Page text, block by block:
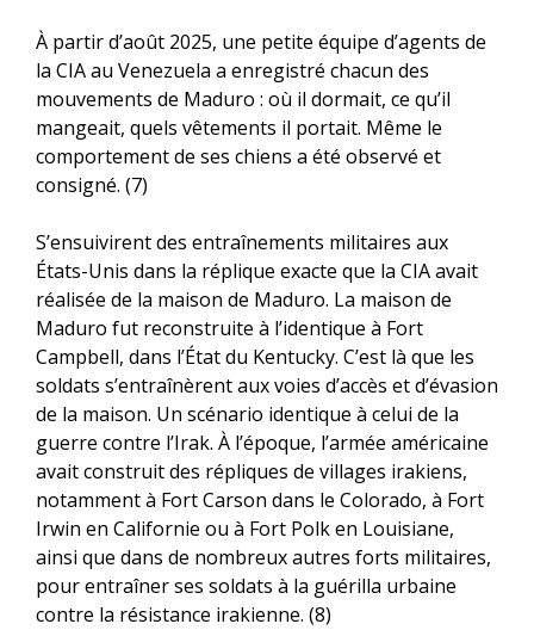
À partir d’août 2025, une petite équipe d’agents de
la CIA au Venezuela a enregistré chacun des
mouvements de Maduro : où il dormait, ce qu’il
mangeait, quels vêtements il portait. Même le
comportement de ses chiens a été observé et
consigné. (7)
S’ensuivirent des entraînements militaires aux
États-Unis dans la réplique exacte que la CIA avait
réalisée de la maison de Maduro. La maison de
Maduro fut reconstruite à l’identique à Fort
Campbell, dans l’État du Kentucky. C’est là que les
soldats s’entraînèrent aux voies d’accès et d’évasion
de la maison. Un scénario identique à celui de la
guerre contre l’Irak. À l’époque, l’armée américaine
avait construit des répliques de villages irakiens,
notamment à Fort Carson dans le Colorado, à Fort
Irwin en Californie ou à Fort Polk en Louisiane,
ainsi que dans de nombreux autres forts militaires,
pour entraîner ses soldats à la guérilla urbaine
contre la résistance irakienne. (8)